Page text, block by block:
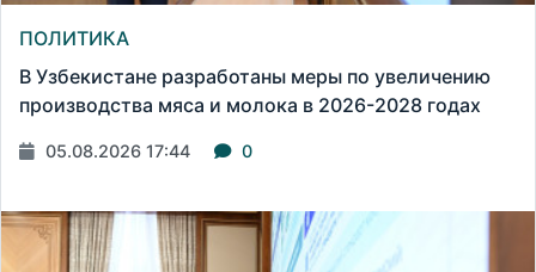
ПОЛИТИКА
В Узбекистане разработаны меры по увеличению
производства мяса и молока в 2026-2028 годах
05.08.2026 17:44 0